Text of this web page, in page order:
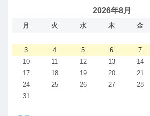
2026年8月
月 火 水 木 金
3
4 5 6 7
10
11 12 13 14
17
18 19 20 21
24
25 26 27 28
31